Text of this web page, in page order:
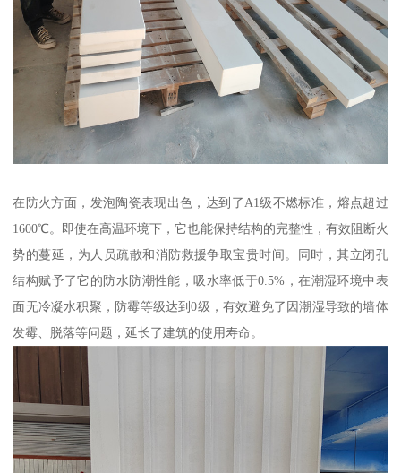
在防火方面，发泡陶瓷表现出色，达到了A1级不燃标准，熔点超过
1600℃。即使在高温环境下，它也能保持结构的完整性，有效阻断火
势的蔓延，为人员疏散和消防救援争取宝贵时间。同时，其立闭孔
结构赋予了它的防水防潮性能，吸水率低于0.5%，在潮湿环境中表
面无冷凝水积聚，防霉等级达到0级，有效避免了因潮湿导致的墙体
发霉、脱落等问题，延长了建筑的使用寿命。